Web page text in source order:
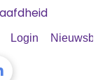
Login Nieuwsbrief